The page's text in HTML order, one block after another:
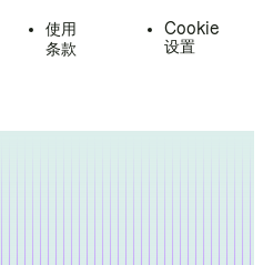
使用
条款
Cookie
设置